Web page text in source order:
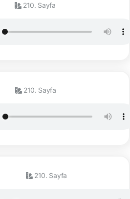
210. Sayfa
210. Sayfa
210. Sayfa